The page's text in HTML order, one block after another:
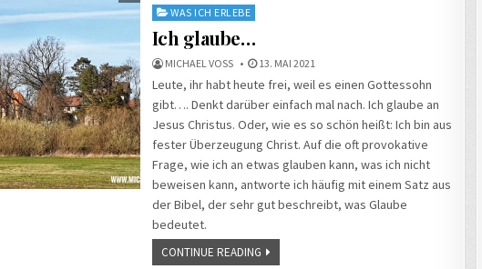
in
WAS ICH ERLEBE
Ich glaube…
MICHAEL VOSS 13. MAI 2021
Leute, ihr habt heute frei, weil es einen Gottessohn
gibt…. Denkt darüber einfach mal nach. Ich glaube an
Jesus Christus. Oder, wie es so schön heißt: Ich bin aus
fester Überzeugung Christ. Auf die oft provokative
Frage, wie ich an etwas glauben kann, was ich nicht
beweisen kann, antworte ich häufig mit einem Satz aus
der Bibel, der sehr gut beschreibt, was Glaube
bedeutet.
CONTINUE READING